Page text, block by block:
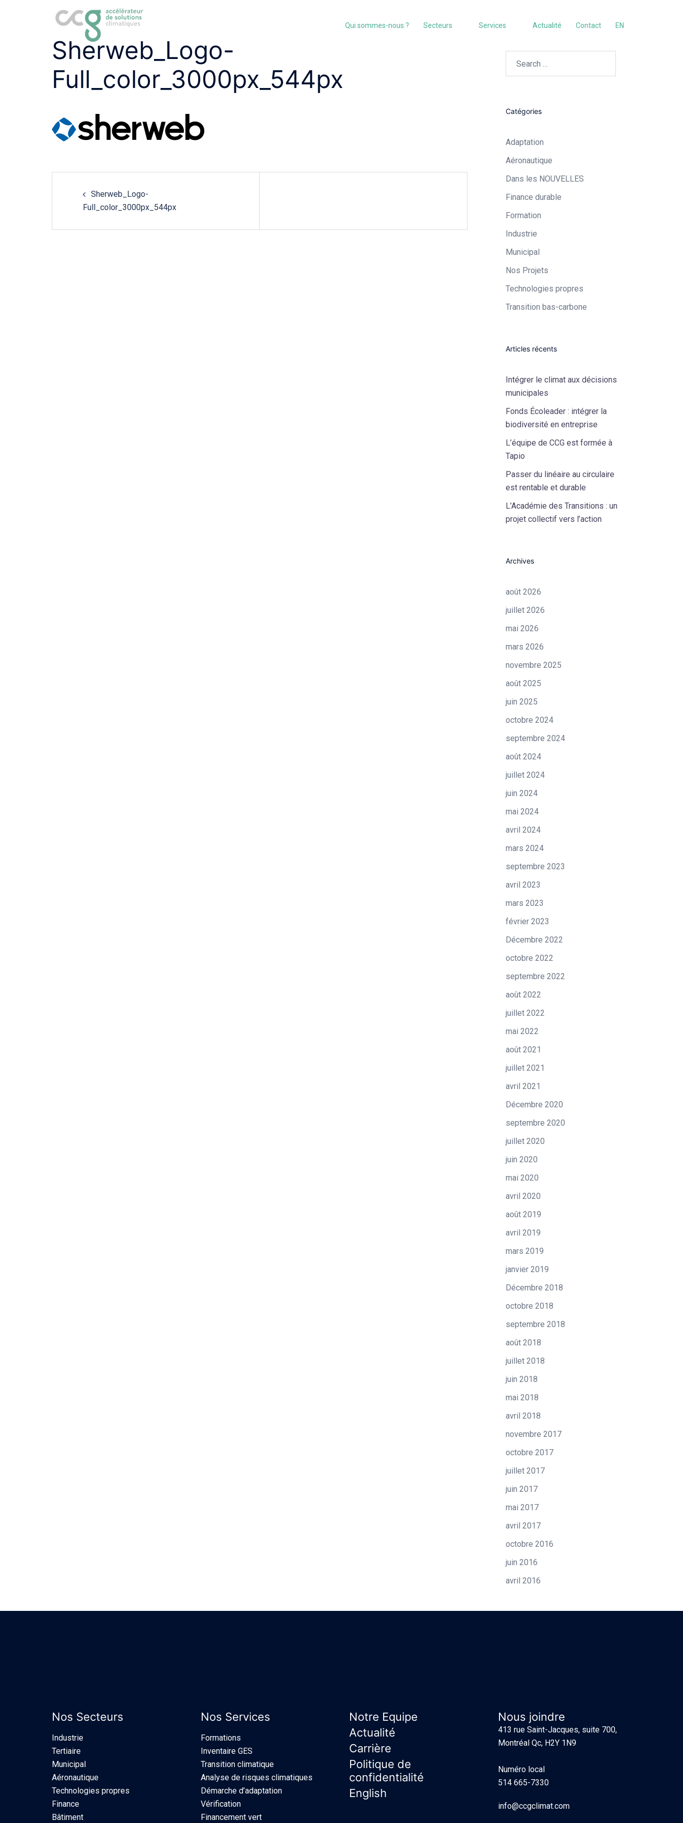
Qui sommes-nous ? Secteurs Services Actualité Contact EN
Sherweb_Logo-
Full_color_3000px_544px
Sherweb_Logo-
Full_color_3000px_544px
Catégories
Adaptation
Aéronautique​
Dans les NOUVELLES
Finance durable
Formation
Industrie​
Municipal​
Nos Projets
Technologies propres​
Transition bas-carbone
Articles récents
Intégrer le climat aux décisions
municipales
Fonds Écoleader : intégrer la
biodiversité en entreprise
L’équipe de CCG est formée à
Tapio
Passer du linéaire au circulaire
est rentable et durable
L’Académie des Transitions : un
projet collectif vers l’action
Archives
août 2026
juillet 2026
mai 2026
mars 2026
novembre 2025
août 2025
juin 2025
octobre 2024
septembre 2024
août 2024
juillet 2024
juin 2024
mai 2024
avril 2024
mars 2024
septembre 2023
avril 2023
mars 2023
février 2023
Décembre 2022
octobre 2022
septembre 2022
août 2022
juillet 2022
mai 2022
août 2021
juillet 2021
avril 2021
Décembre 2020
septembre 2020
juillet 2020
juin 2020
mai 2020
avril 2020
août 2019
avril 2019
mars 2019
janvier 2019
Décembre 2018
octobre 2018
septembre 2018
août 2018
juillet 2018
juin 2018
mai 2018
avril 2018
novembre 2017
octobre 2017
juillet 2017
juin 2017
mai 2017
avril 2017
octobre 2016
juin 2016
avril 2016
Nos Secteurs
Industrie​
Tertiaire
Municipal
Aéronautique
Technologies propres
Finance
Bâtiment
Nos Services
Formations
Inventaire GES
Transition climatique
Analyse de risques climatiques
Démarche d’adaptation
Vérification
Financement vert
Notre Equipe
Actualité
Carrière
Politique de
confidentialité
English
Nous joindre
413 rue Saint-Jacques, suite 700,
Montréal Qc, H2Y 1N9
Numéro local
514 665-7330
info@ccgclimat.com